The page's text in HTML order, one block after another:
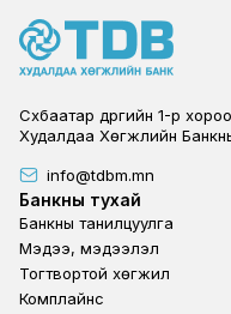
Сүхбаатар дүүргийн 1-р
Худалдаа Хөгжлийн
info@tdbm.mn
Footer
Банкны тухай
Банкны танилцуулга
Мэдээ, мэдээлэл
Тогтвортой хөгжил
Комплайнс